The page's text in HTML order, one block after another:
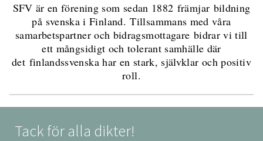
SFV är en förening som sedan 1882 främjar bildning
på svenska i Finland. Tillsammans med våra
samarbetspartner och bidragsmottagare bidrar vi till
ett mångsidigt och tolerant samhälle där
det finlandssvenska har en stark, självklar och positiv
roll.
Tack för alla dikter!